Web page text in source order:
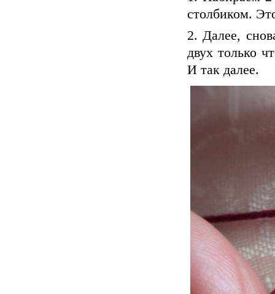
столбиком.
2. Далее,
двух только
И так далее.